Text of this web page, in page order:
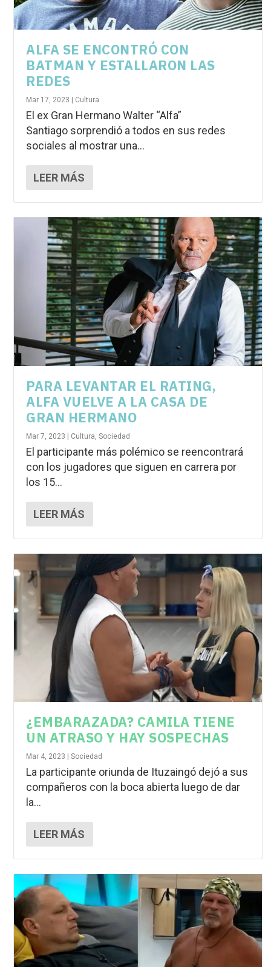
ALFA SE ENCONTRÓ CON
BATMAN Y ESTALLARON LAS
REDES
Mar 17, 2023 Cultura
El ex Gran Hermano Walter “Alfa”
Santiago sorprendió a todos en sus redes
sociales al mostrar una...
LEER MÁS
PARA LEVANTAR EL RATING,
ALFA VUELVE A LA CASA DE
GRAN HERMANO
Mar 7, 2023 | Cultura ,Sociedad
El participante más polémico se reencontrará
con los jugadores que siguen en carrera por
los 15...
LEER MÁS
¿EMBARAZADA? CAMILA TIENE
UN ATRASO Y HAY SOSPECHAS
Mar 4, 2023 |Sociedad
La participante oriunda de Ituzaingó dejó a sus
compañeros con la boca abierta luego de dar
la...
LEER MÁS